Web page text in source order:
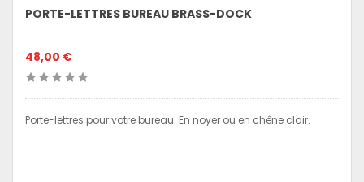
PORTE-LETTRES BUREAU BRASS-DOCK
48,00 €
Porte-lettres pour votre bureau. En noyer ou en chêne clair.